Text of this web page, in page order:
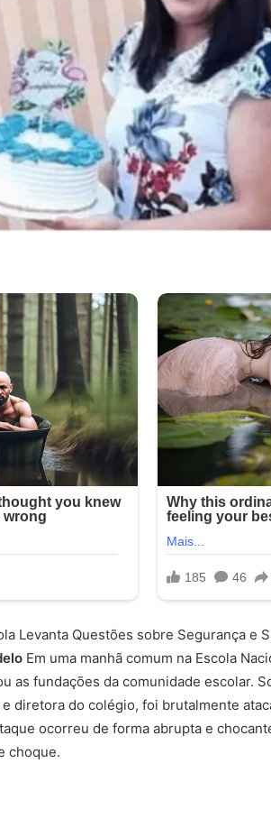
Levanta Questões sobre Segurança e
Em uma manhã comum na Escola
as fundações da comunidade escolar.
diretora do colégio, foi brutalmente
ocorreu de forma abrupta e
choque.